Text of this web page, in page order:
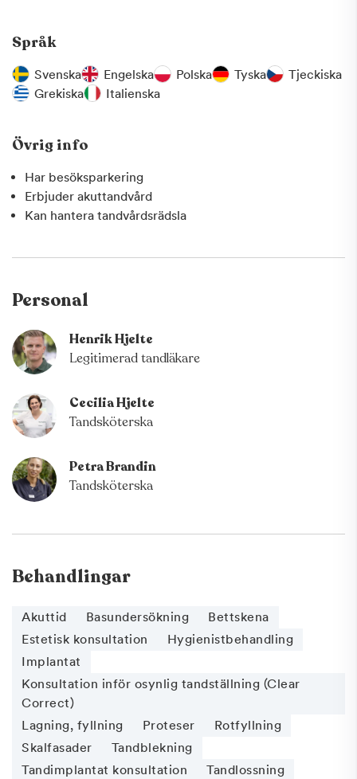
Språk
Svenska Engelska Polska Tyska
Tjeckiska
Grekiska
Italienska
Övrig info
Har besöksparkering
Erbjuder akuttandvård
Kan hantera tandvårdsrädsla
Personal
Henrik Hjelte
Legitimerad tandläkare
Cecilia Hjelte
Tandsköterska
Petra Brandin
Tandsköterska
Behandlingar
Akuttid Basundersökning
Bettskena
Estetisk konsultation
Hygienistbehandling
Implantat
Konsultation inför osynlig tandställning (Clear
Correct)
Lagning, fyllning
Proteser
Rotfyllning
Skalfasader
Tandblekning
Tandimplantat konsultation
Tandlossning